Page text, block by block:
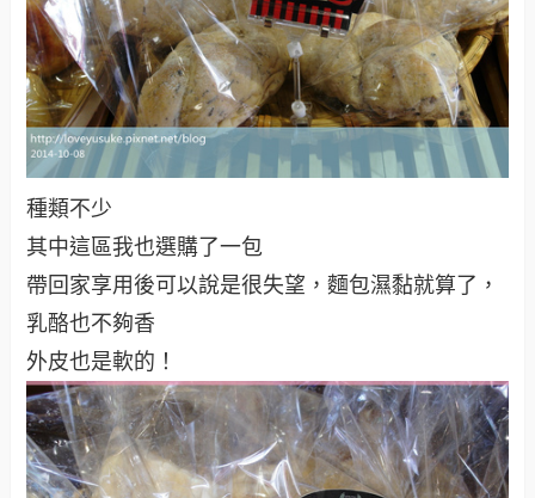
種類不少
其中這區我也選購了一包
帶回家享用後可以說是很失望，麵包濕黏就算了，
乳酪也不夠香
外皮也是軟的！